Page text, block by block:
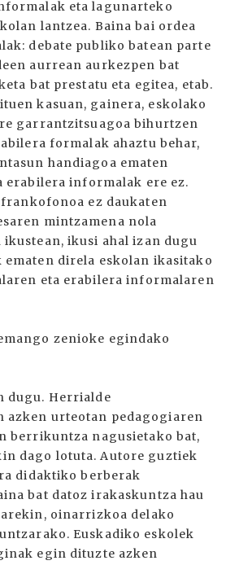
eta lagunarteko
lantzea. Baina bai ordea
debate publiko batean parte
aurrean aurkezpen bat
bat prestatu eta egitea, etab.
kasuan, gainera, eskolako
garrantzitsuagoa bihurtzen
formalak ahaztu behar,
handiagoa ematen
erabilera informalak ere ez.
ez daukaten
mintzamena nola
ikusi ahal izan dugu
direla eskolan ikasitako
eta erabilera informalaren
zenioke egindako
dugu. Herrialde
azken urteotan pedagogiaren
berrikuntza nagusietako bat,
dago lotuta. Autore guztiek
didaktiko berberak
bat datoz irakaskuntza hau
oinarrizkoa delako
Euskadiko eskolek
egin dituzte azken